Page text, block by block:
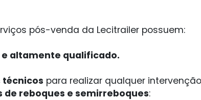
pós-venda da Lecitrailer possuem:
altamente qualificado.
técnicos para realizar qualquer
de reboques e semirreboques: